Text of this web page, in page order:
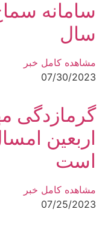
سال
مشاهده کامل خبر
07/30/2023
گرمازدگی
اربعین
است
مشاهده کامل خبر
07/25/2023